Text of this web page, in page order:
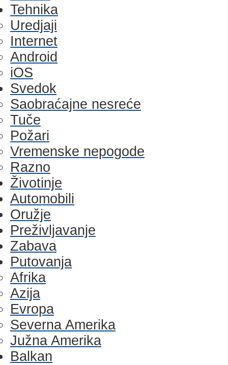
Tehnika
Uredjaji
Internet
Android
iOS
Svedok
Saobraćajne nesreće
Tuče
Požari
Vremenske nepogode
Razno
Životinje
Automobili
Oružje
Preživljavanje
Zabava
Putovanja
Afrika
Azija
Evropa
Severna Amerika
Južna Amerika
Balkan